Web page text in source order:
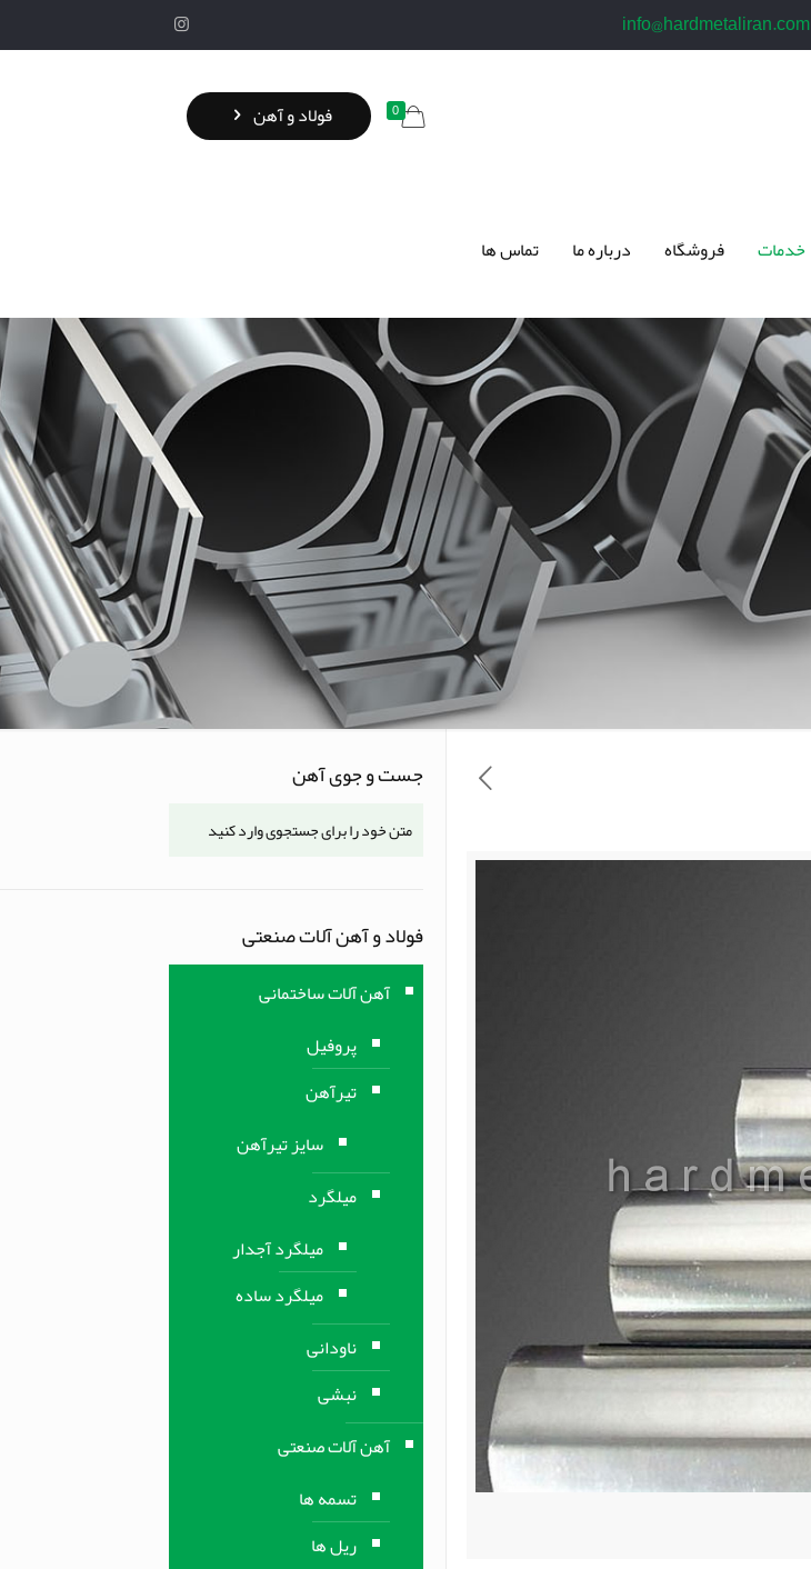
info@hardmetaliran.com
خدمات فروشگاه درباره ما تماس ها
0 فولاد و آهن
جست و جوی آهن
فولاد و آهن آلات صنعتی
آهن آلات ساختمانی
پروفیل
تیرآهن
سایز تیرآهن
میلگرد
میلگرد آجدار
میلگرد ساده
ناودانی
نبشی
آهن آلات صنعتی
تسمه ها
ریل ها